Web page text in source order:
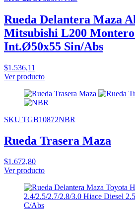
Rueda Delantera Maza
Mitsubishi L200 Montero
Int.Ø50x55 Sin/Abs
$1.536,11
Ver producto
SKU TGB10872NBR
Rueda Trasera Maza
$1.672,80
Ver producto